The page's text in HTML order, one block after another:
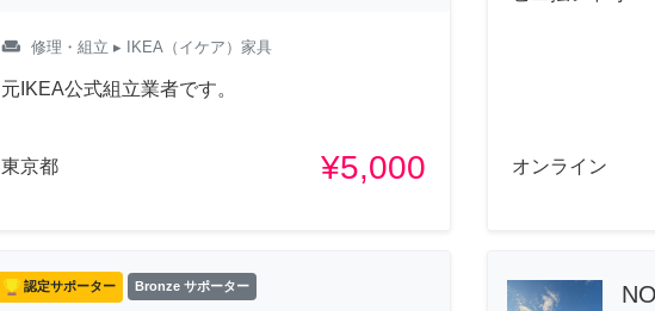
weekend 修理・組立 ▸ IKEA（イケア）家具
元IKEA公式組立業者です。
東京都 ¥5,000 オンライン
認定サポーター Bronze サポーター